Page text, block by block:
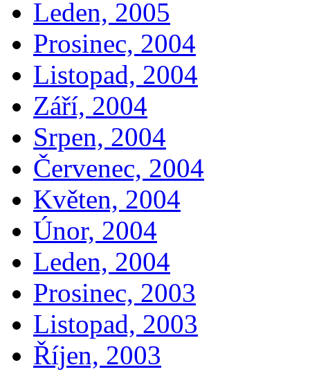
Leden, 2005
Prosinec, 2004
Listopad, 2004
Září, 2004
Srpen, 2004
Červenec, 2004
Květen, 2004
Únor, 2004
Leden, 2004
Prosinec, 2003
Listopad, 2003
Říjen, 2003